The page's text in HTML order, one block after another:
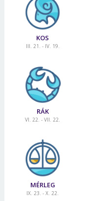
KOS
III. 21. - IV. 19.
RÁK
VI. 22. - VII. 22.
MÉRLEG
IX. 23. - X. 22.